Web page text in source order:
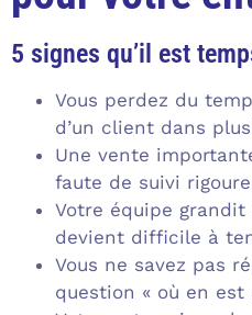
5 signes qu’il est
Vous perdez du
d’un client dans
Une vente
faute de suivi
Votre équipe
devient difficile à
Vous ne savez pas
question « où en